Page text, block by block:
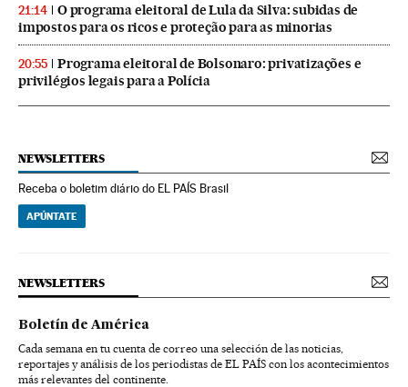
21:14
O programa eleitoral de Lula da Silva: subidas de
impostos para os ricos e proteção para as minorias
20:55
Programa eleitoral de Bolsonaro: privatizações e
privilégios legais para a Polícia
NEWSLETTERS
Receba o boletim diário do EL PAÍS Brasil
APÚNTATE
NEWSLETTERS
Boletín de América
Cada semana en tu cuenta de correo una selección de las noticias,
reportajes y análisis de los periodistas de EL PAÍS con los acontecimientos
más relevantes del continente.